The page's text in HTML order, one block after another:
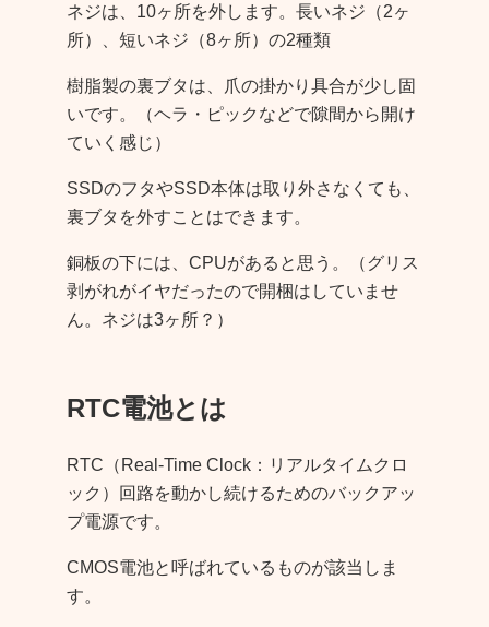
ネジは、10ヶ所を外します。長いネジ（2ヶ
所）、短いネジ（8ヶ所）の2種類
樹脂製の裏ブタは、爪の掛かり具合が少し固
いです。（ヘラ・ピックなどで隙間から開け
ていく感じ）
SSDのフタやSSD本体は取り外さなくても、
裏ブタを外すことはできます。
銅板の下には、CPUがあると思う。（グリス
剥がれがイヤだったので開梱はしていませ
ん。ネジは3ヶ所？）
RTC電池とは
RTC（Real-Time Clock：リアルタイムクロ
ック）回路を動かし続けるためのバックアッ
プ電源です。
CMOS電池と呼ばれているものが該当しま
す。